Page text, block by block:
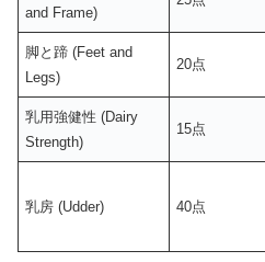
and Frame)
脚と蹄 (Feet and
Legs)
20点
乳用強健性 (Dairy
Strength)
15点
乳房 (Udder) 40点